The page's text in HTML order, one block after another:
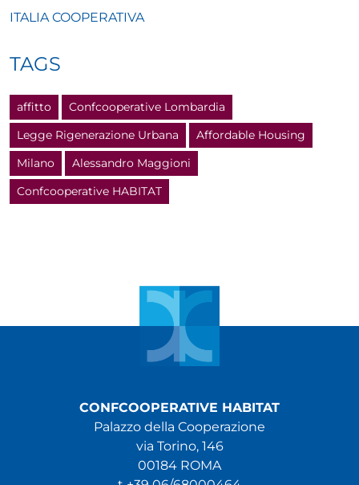
ITALIA COOPERATIVA
TAGS
affitto
Confcooperative Lombardia
Legge Rigenerazione Urbana
Affordable Housing
Milano
Alessandro Maggioni
Confcooperative HABITAT
CONFCOOPERATIVE HABITAT
Palazzo della Cooperazione
via Torino, 146
00184 ROMA